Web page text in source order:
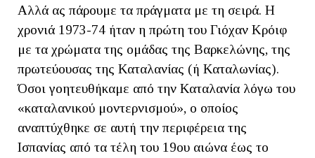
Αλλά ας πάρουμε τα πράγματα με τη σειρά. Η
χρονιά 1973-74 ήταν η πρώτη του Γιόχαν Κρόιφ
με τα χρώματα της ομάδας της Βαρκελώνης, της
πρωτεύουσας της Καταλανίας (ή Καταλωνίας).
Όσοι γοητευθήκαμε από την Καταλανία λόγω του
«καταλανικού μοντερνισμού», ο οποίος
αναπτύχθηκε σε αυτή την περιφέρεια της
Ισπανίας από τα τέλη του 19ου αιώνα έως το